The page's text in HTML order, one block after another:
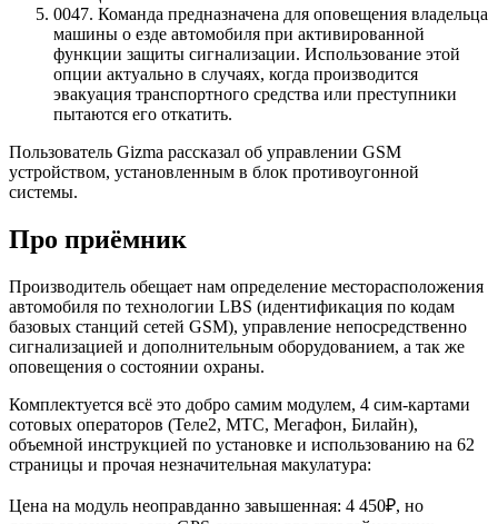
0047. Команда предназначена для оповещения владельца
машины о езде автомобиля при активированной
функции защиты сигнализации. Использование этой
опции актуально в случаях, когда производится
эвакуация транспортного средства или преступники
пытаются его откатить.
Пользователь Gizma рассказал об управлении GSM
устройством, установленным в блок противоугонной
системы.
Про приёмник
Производитель обещает нам определение месторасположения
автомобиля по технологии LBS (идентификация по кодам
базовых станций сетей GSM), управление непосредственно
сигнализацией и дополнительным оборудованием, а так же
оповещения о состоянии охраны.
Комплектуется всё это добро самим модулем, 4 сим-картами
сотовых операторов (Теле2, МТС, Мегафон, Билайн),
объемной инструкцией по установке и использованию на 62
страницы и прочая незначительная макулатура:
Цена на модуль неоправданно завышенная: 4 450₽, но